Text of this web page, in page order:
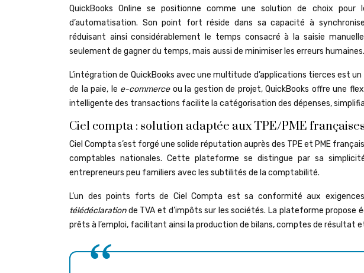
QuickBooks Online se positionne comme une solution de choix
d’automatisation. Son point fort réside dans sa capacité à
réduisant ainsi considérablement le temps consacré à la saisie
seulement de gagner du temps, mais aussi de minimiser les erreurs humaines.
L’intégration de QuickBooks avec une multitude d’applications tierces est
de la paie, le e-commerce ou la gestion de projet, QuickBooks offre une
intelligente des transactions facilite la catégorisation des dépenses,
Ciel compta : solution adaptée aux TPE/PME françaises
Ciel Compta s’est forgé une solide réputation auprès des TPE et PME
comptables nationales. Cette plateforme se distingue par sa
entrepreneurs peu familiers avec les subtilités de la comptabilité.
L’un des points forts de Ciel Compta est sa conformité aux
télédéclarationde TVA et d’impôts sur les sociétés. La plateforme
prêts à l’emploi, facilitant ainsi la production de bilans, comptes de résultat